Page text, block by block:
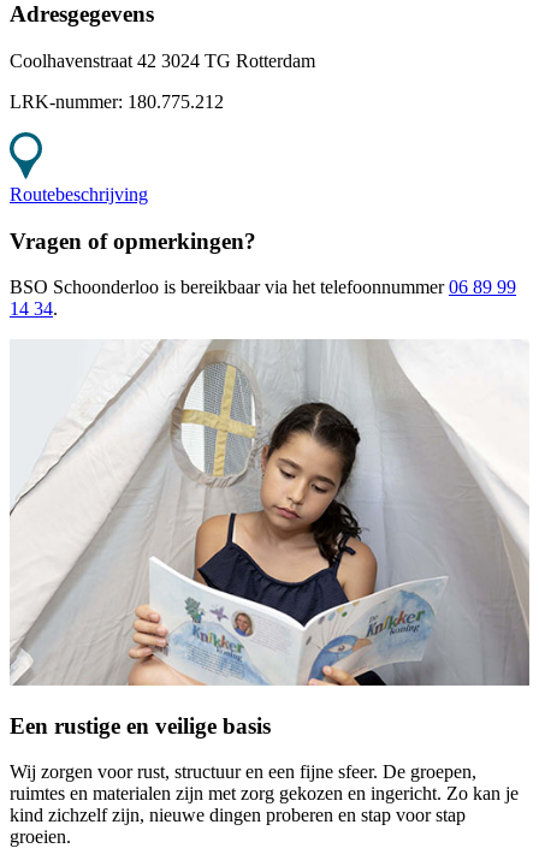
Adresgegevens
Coolhavenstraat 42 3024 TG Rotterdam
LRK-nummer: 180.775.212
Routebeschrijving
Vragen of opmerkingen?
BSO Schoonderloo is bereikbaar via het telefoonnummer 06 89 99
14 34.
Een rustige en veilige basis
Wij zorgen voor rust, structuur en een fijne sfeer. De groepen,
ruimtes en materialen zijn met zorg gekozen en ingericht. Zo kan je
kind zichzelf zijn, nieuwe dingen proberen en stap voor stap
groeien.